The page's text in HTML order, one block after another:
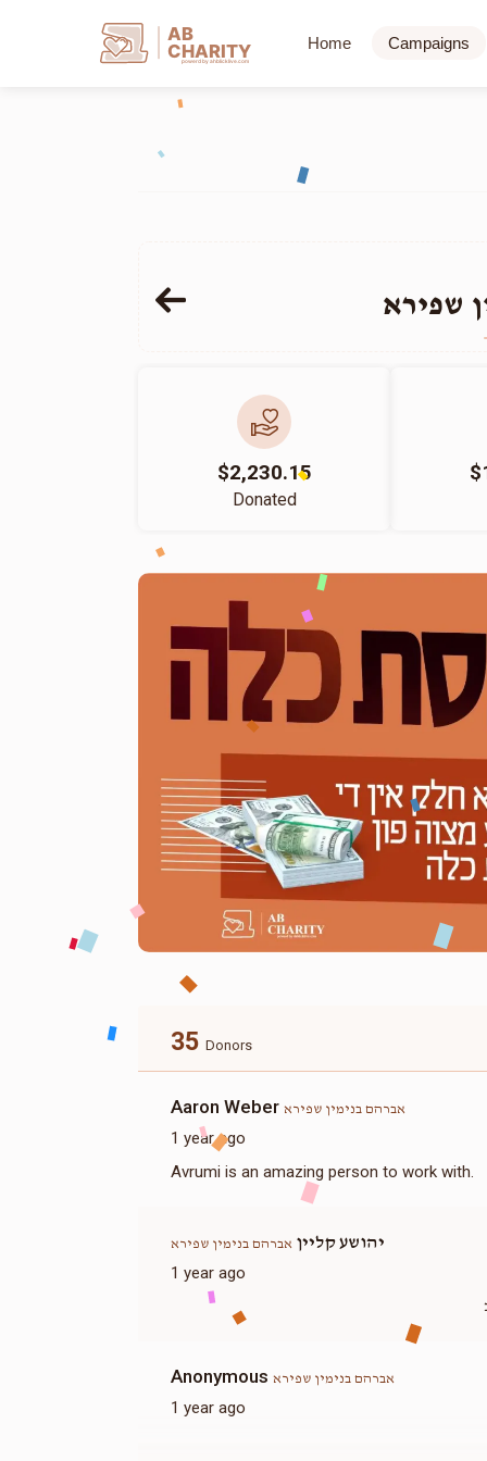
AB
CHARITY
powerd by ahblicklive.com
Home Campaigns
שפירא
$2,230.15
Donated
35 Donors
Aaron Weber אברהם בנימין שפירא
1 year ago
Avrumi is an amazing person to work with.
יהושע קליין אברהם בנימין שפירא
1 year ago
Anonymous אברהם בנימין שפירא
1 year ago